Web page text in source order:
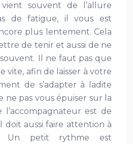
souvent de l’allure
de fatigue, il vous est
plus lentement. Cela
de tenir et aussi de ne
Il ne faut pas que
vite, afin de laisser à votre
de s’adapter à ladite
ne pas vous épuiser sur la
est de
doit aussi faire attention à
Un petit rythme est